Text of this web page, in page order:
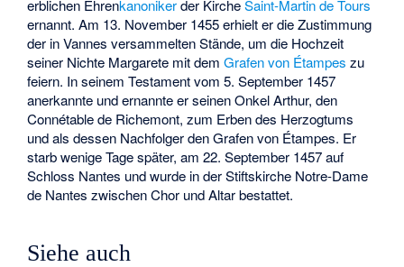
erblichen Ehrenkanonikerder KircheSaint-Martin de Tours
ernannt. Am 13. November 1455 erhielt er die Zustimmung
der in Vannes versammelten Stände, um die Hochzeit
seiner Nichte Margarete mit demGrafen von Étampes zu
feiern. In seinem Testament vom 5. September 1457
anerkannte und ernannte er seinen Onkel Arthur, den
Connétable de Richemont, zum Erben des Herzogtums
und als dessen Nachfolger den Grafen von Étampes. Er
starb wenige Tage später, am 22. September 1457 auf
Schloss Nantes und wurde in der Stiftskirche Notre-Dame
de Nantes zwischen Chor und Altar bestattet.
Siehe auch